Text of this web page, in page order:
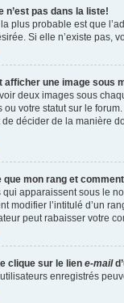
n’est pas dans la liste!
plus probable est que
Si elle n’existe pas,
afficher une image sous
deux images sous
ou votre statut sur le
de décider de la manière
que mon rang et
qui apparaissent sous le
modifier l’intitulé d’un
peut rabaisser votre
clique sur le lien e-mail
enregistrés